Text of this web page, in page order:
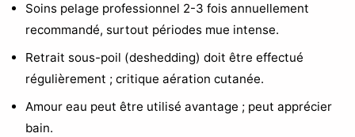
Soins pelage professionnel 2-3 fois annuellement
recommandé, surtout périodes mue intense.
Retrait sous-poil (deshedding) doit être effectué
régulièrement ; critique aération cutanée.
Amour eau peut être utilisé avantage ; peut apprécier
bain.